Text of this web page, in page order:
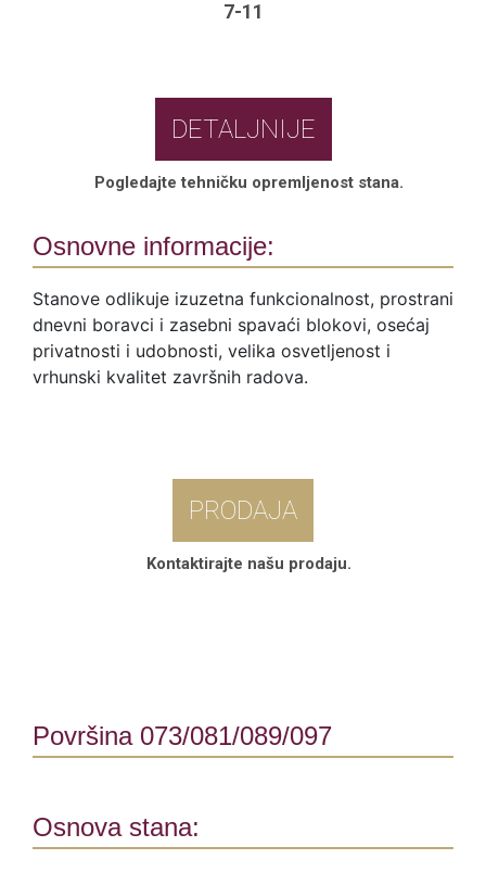
7-11
DETALJNIJE
Pogledajte tehničku opremljenost stana.
Osnovne informacije:
Stanove odlikuje izuzetna funkcionalnost, prostrani
dnevni boravci i zasebni spavaći blokovi, osećaj
privatnosti i udobnosti, velika osvetljenost i
vrhunski kvalitet završnih radova.
PRODAJA
Kontaktirajte našu prodaju.
Površina 073/081/089/097
Osnova stana: